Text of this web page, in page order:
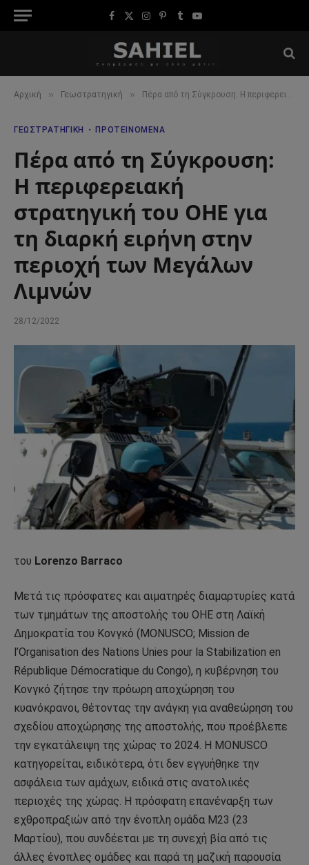
Facebook
X
Instagram
Pinterest
TumblrYouTube
Αρχική » Γεωστρατηγική » Πέρα από τη Σύγκρουση: Η περιφερειακή στρατηγική του ΟΗΕ για τη διαρκή ειρήνη στην περιοχή των Μεγάλων Λιμνών
ΓΕΩΣΤΡΑΤΗΓΙΚΉ ΠΡΟΤΕΙΝΌΜΕΝΑ
Πέρα από τη Σύγκρουση:
Η περιφερειακή
στρατηγική του ΟΗΕ για
τη διαρκή ειρήνη στην
περιοχή των Μεγάλων
Λιμνών
28/12/2022
του Lorenzo Barraco
Μετά τις πρόσφατες και αιματηρές διαμαρτυρίες κατά
των τμημάτων της αποστολής του ΟΗΕ στη Λαϊκή
Δημοκρατία του Κονγκό (MONUSCO; Mission de
l’Organisation des Nations Unies pour la Stabilization en
République Démocratique du Congo), η κυβέρνηση του
Κονγκό ζήτησε την πρόωρη αποχώρηση του
κυανόκρανοι, θέτοντας την ανάγκη για αναθεώρηση του
σχεδίου αποχώρησης της αποστολής, που προέβλεπε
την εγκατάλειψη της χώρας το 2024. Η MONUSCO
κατηγορείται, ειδικότερα, ότι δεν εγγυήθηκε την
ασφάλεια των αμάχων, ειδικά στις ανατολικές
περιοχές της χώρας. Η πρόσφατη επανέναρξη των
εχθροπραξιών από την ένοπλη ομάδα M23 (23
Μαρτίου), που συνδέεται με τη συνεχή βία από τις
άλλες ένοπλες ομάδες και παρά τη μαζική παρουσία